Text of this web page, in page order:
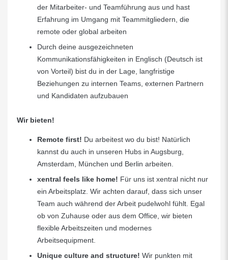
der Mitarbeiter- und Teamführung aus und hast
Erfahrung im Umgang mit Teammitgliedern, die
remote oder global arbeiten
Durch deine ausgezeichneten
Kommunikationsfähigkeiten in Englisch (Deutsch ist
von Vorteil) bist du in der Lage, langfristige
Beziehungen zu internen Teams, externen Partnern
und Kandidaten aufzubauen
Wir bieten!
Remote first! Du arbeitest wo du bist! Natürlich
kannst du auch in unseren Hubs in Augsburg,
Amsterdam, München und Berlin arbeiten.
xentral feels like home! Für uns ist xentral nicht nur
ein Arbeitsplatz. Wir achten darauf, dass sich unser
Team auch während der Arbeit pudelwohl fühlt. Egal
ob von Zuhause oder aus dem Office, wir bieten
flexible Arbeitszeiten und modernes
Arbeitsequipment.
Unique culture and structure! Wir punkten mit